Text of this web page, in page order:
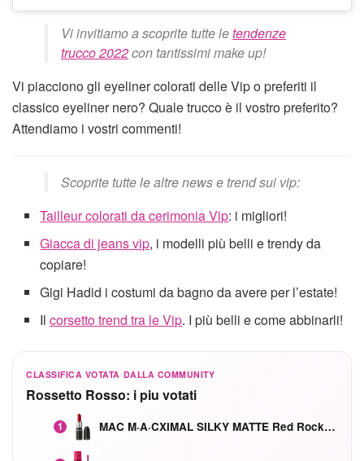
Vi invitiamo a scoprite tutte letendenze
trucco 2022con tantissimi make up!
Vi piacciono gli eyeliner colorati delle Vip o preferiti il
classico eyeliner nero? Quale trucco è il vostro preferito?
Attendiamo i vostri commenti!
Scoprite tutte le altre news e trend sui vip:
Tailleur colorati da cerimonia Vip: i migliori!
Giacca di jeans vip, i modelli più belli e trendy da
copiare!
Gigi Hadid i costumi da bagno da avere per l’estate!
Ilcorsetto trend tra le Vip. I più belli e come abbinarli!
CLASSIFICA VOTATA DALLA COMMUNITY
Rossetto Rosso: i piu votati
1 MAC M·A·CXIMAL SILKY MATTE Red Rock mat